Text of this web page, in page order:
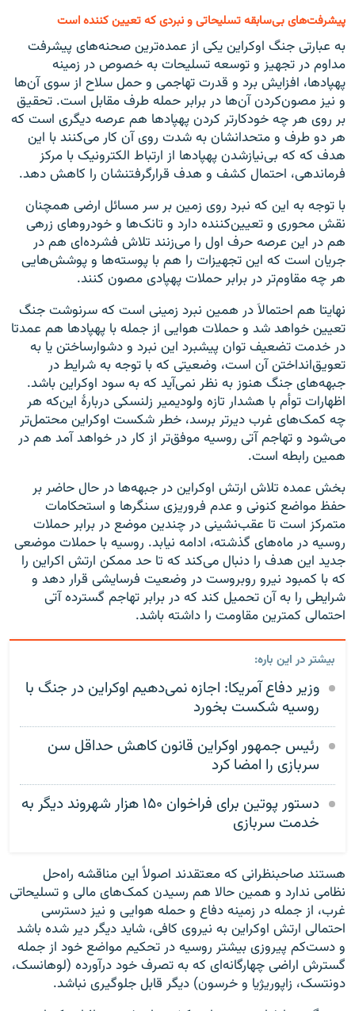
پیشرفت‌های بی‌سابقه تسلیحاتی و نبردی که تعیین کننده است
به عبارتی جنگ اوکراین یکی از عمده‌ترین صحنه‌های پیشرفت
مداوم در تجهیز و توسعه تسلیحات به خصوص در زمینه
پهپادها، افزایش برد و قدرت تهاجمی و حمل سلاح از سوی آن‌ها
و نیز مصون‌کردن آن‌ها در برابر حمله طرف مقابل است. تحقیق
بر روی هر چه خودکارتر کردن پهپادها هم عرصه دیگری است که
هر دو طرف و متحدانشان به شدت روی آن کار می‌کنند با این
هدف که که بی‌نیازشدن پهپادها از ارتباط الکترونیک با مرکز
فرماندهی، احتمال کشف و هدف قرارگرفتنشان را کاهش دهد.
با توجه به این که نبرد روی زمین بر سر مسائل ارضی همچنان
نقش محوری و تعیین‌کننده دارد و تانک‌ها و خودروهای زرهی
هم در این عرصه حرف اول را می‌زنند تلاش فشرده‌ای هم در
جریان است که این تجهیزات را هم با پوسته‌ها و پوشش‌هایی
هر چه مقاوم‌تر در برابر حملات پهپادی مصون کنند.
نهایتا هم احتمالاَ در همین نبرد زمینی است که سرنوشت جنگ
تعیین خواهد شد و حملات هوایی از جمله با پهپادها هم عمدتا
در خدمت تضعیف توان پیشبرد این نبرد و دشوارساختن یا به
تعویق‌انداختن آن است، وضعیتی که با توجه به شرایط در
جبهه‌های جنگ هنوز به نظر نمی‌آید که به سود اوکراین باشد.
اظهارات توأم با هشدار تازه ولودیمیر زلنسکی دربارۀ این‌که هر
چه کمک‌های غرب دیرتر برسد، خطر شکست اوکراین محتمل‌تر
می‌شود و تهاجم آتی روسیه موفق‌تر از کار در خواهد آمد هم در
همین رابطه است.
بخش عمده تلاش ارتش اوکراین در جبهه‌ها در حال حاضر بر
حفظ مواضع کنونی و عدم فروریزی سنگرها و استحکامات
متمرکز است تا عقب‌نشینی در چندین موضع در برابر حملات
روسیه در ماه‌های گذشته، ادامه نیابد. روسیه با حملات موضعی
جدید این هدف را دنبال می‌کند که تا حد ممکن ارتش اکراین را
که با کمبود نیرو روبروست در وضعیت فرسایشی قرار دهد و
شرایطی را به آن تحمیل کند که در برابر تهاجم گسترده آتی
احتمالی کمترین مقاومت را داشته باشد.
بیشتر در این باره:
وزیر دفاع آمریکا: اجازه نمی‌دهیم اوکراین در جنگ با
روسیه شکست بخورد
رئیس ‌جمهور اوکراین قانون کاهش حداقل سن
سربازی را امضا کرد
دستور پوتین برای فراخوان ۱۵۰ هزار شهروند دیگر به
خدمت سربازی
هستند صاحبنظرانی که معتقدند اصولاً این مناقشه راه‌حل
نظامی ندارد و همین حالا هم رسیدن کمک‌های مالی و تسلیحاتی
غرب، از جمله در زمینه دفاع و حمله هوایی و نیز دسترسی
احتمالی ارتش اوکراین به نیروی کافی، شاید دیگر دیر شده باشد
و دست‌کم پیروزی بیشتر روسیه در تحکیم مواضع خود از جمله
گسترش اراضی چهارگانه‌ای که به تصرف خود درآورده (لوهانسک،
دونتسک، زاپوریژیا و خرسون) دیگر قابل جلوگیری نباشد.